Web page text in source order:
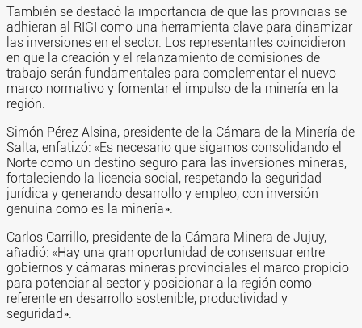
También se destacó la importancia de que las provincias se
adhieran al RIGI como una herramienta clave para dinamizar
las inversiones en el sector. Los representantes coincidieron
en que la creación y el relanzamiento de comisiones de
trabajo serán fundamentales para complementar el nuevo
marco normativo y fomentar el impulso de la minería en la
región.
Simón Pérez Alsina, presidente de la Cámara de la Minería de
Salta, enfatizó: «Es necesario que sigamos consolidando el
Norte como un destino seguro para las inversiones mineras,
fortaleciendo la licencia social, respetando la seguridad
jurídica y generando desarrollo y empleo, con inversión
genuina como es la minería».
Carlos Carrillo, presidente de la Cámara Minera de Jujuy,
añadió: «Hay una gran oportunidad de consensuar entre
gobiernos y cámaras mineras provinciales el marco propicio
para potenciar al sector y posicionar a la región como
referente en desarrollo sostenible, productividad y
seguridad».